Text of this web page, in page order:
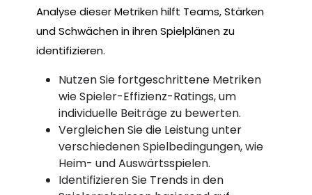
Analyse dieser Metriken hilft Teams, Stärken
und Schwächen in ihren Spielplänen zu
identifizieren.
Nutzen Sie fortgeschrittene Metriken
wie Spieler-Effizienz-Ratings, um
individuelle Beiträge zu bewerten.
Vergleichen Sie die Leistung unter
verschiedenen Spielbedingungen, wie
Heim- und Auswärtsspielen.
Identifizieren Sie Trends in den